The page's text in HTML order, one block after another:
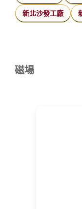
新北沙發工廠
磁場